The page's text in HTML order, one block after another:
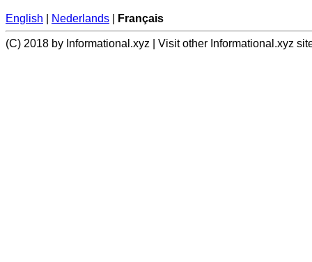
English Nederlands Français
(C) 2018 by Informational.xyz | Visit other Informational.xyz